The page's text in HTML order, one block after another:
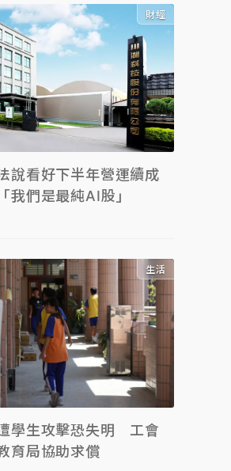
財經
說看好下半年營運續成
們是最純AI股」
生活
學生攻擊恐失明 工會
育局協助求償